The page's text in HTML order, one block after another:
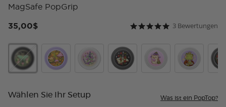
MagSafe PopGrip
4,7 von 5
5.0 star rating3 Bewertungen
35,00$
Wählen Sie Ihr Setup Was ist ein PopTop?